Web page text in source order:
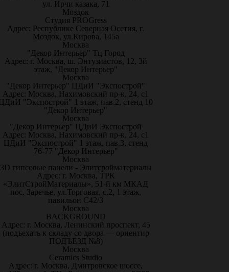
ул. Ирчи казака, 71
Моздок
Студия PROGress
Адрес: Республике Северная Осетия, г.
Моздок, ул.Кирова, 145а
Москва
"Декор Интерьер" Тц Город
Адрес: г. Москва, ш. Энтузиастов, 12, 3й
этаж, "Декор Интерьер"
Москва
"Декор Интерьер" ЦДиИ "Экспострой"
Адрес: Москва, Нахимовский пр-к, 24, с1
"Экспострой" 1 этаж, пав.2, стенд 10
"Декор Интерьер"
Москва
"Декор Интерьер" ЦДиИ Экспострой
Адрес: Москва, Нахимовский пр-к, 24, с1
ЦДиИ "Экспострой" 1 этаж, пав.3, стенд
76-77 "Декор Интерьер"
Москва
3D гипсовые панели - Элитсройматериалы
Адрес: г. Москва, ТРК
«ЭлитСтройМатериалы», 51-й км МКАД
пос. Заречье, ул.Торговая, с.2, 1 этаж,
павильон С42/3
Москва
BACKGROUND
Адрес: г. Москва, Ленинский проспект, 45
(подъехать к складу со двора — ориентир
ПОДЪЕЗД №8)
Москва
Ceramics Studio
Адрес: г. Москва, Дмитровское шоссе,